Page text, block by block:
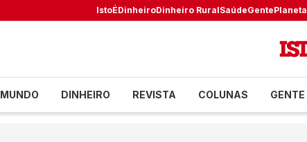
IstoÉDinheiroDinheiro RuralSaúdeGentePlaneta
MUNDO DINHEIRO REVISTA COLUNAS GENTE